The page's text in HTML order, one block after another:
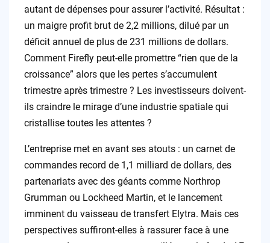
autant de dépenses pour assurer l’activité. Résultat :
un maigre profit brut de 2,2 millions, dilué par un
déficit annuel de plus de 231 millions de dollars.
Comment Firefly peut-elle promettre “rien que de la
croissance” alors que les pertes s’accumulent
trimestre après trimestre ? Les investisseurs doivent-
ils craindre le mirage d’une industrie spatiale qui
cristallise toutes les attentes ?
L’entreprise met en avant ses atouts : un carnet de
commandes record de 1,1 milliard de dollars, des
partenariats avec des géants comme Northrop
Grumman ou Lockheed Martin, et le lancement
imminent du vaisseau de transfert Elytra. Mais ces
perspectives suffiront-elles à rassurer face à une